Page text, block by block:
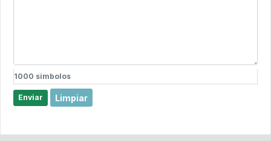
1000 simbolos
Enviar Limpiar